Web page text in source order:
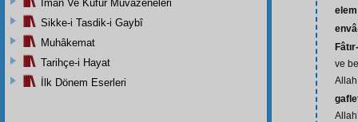
elem
ve
Allah
İman Ve Küfür Muvazeneleri
Sikke-i Tasdik-i Gaybî
Muhâkemat
Tarihçe-i Hayat
İlk Dönem Eserleri